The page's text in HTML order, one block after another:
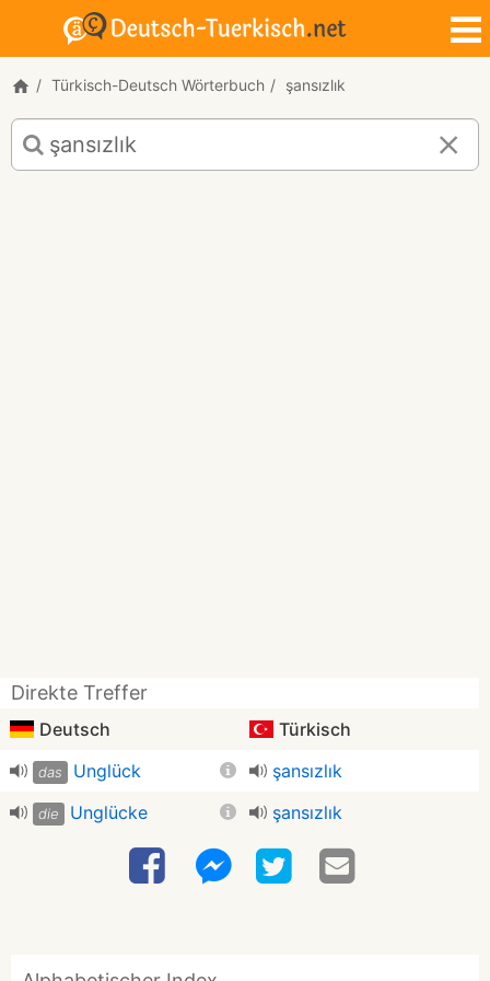
Türkisch-Deutsch Wörterbuch şansızlık
Türkisch-
Deutsch
Übersetzung
Direkte Treffer
Deutsch Türkisch
das Unglück şansızlık
die Unglücke şansızlık